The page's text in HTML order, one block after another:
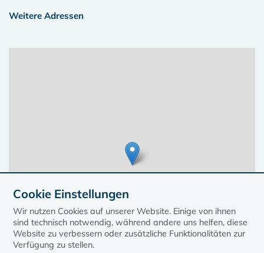
Weitere Adressen
Cookie Einstellungen
Wir nutzen Cookies auf unserer Website. Einige von ihnen
sind technisch notwendig, während andere uns helfen, diese
Website zu verbessern oder zusätzliche Funktionalitäten zur
Verfügung zu stellen.